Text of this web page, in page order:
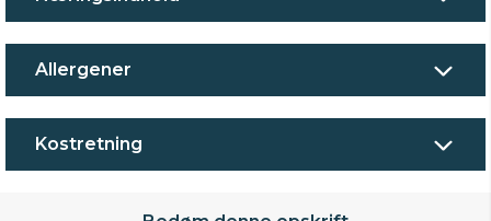
Allergener
Kostretning